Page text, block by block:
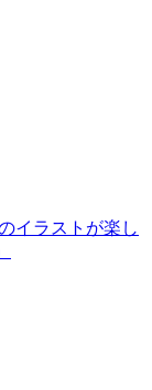
イラストが楽し